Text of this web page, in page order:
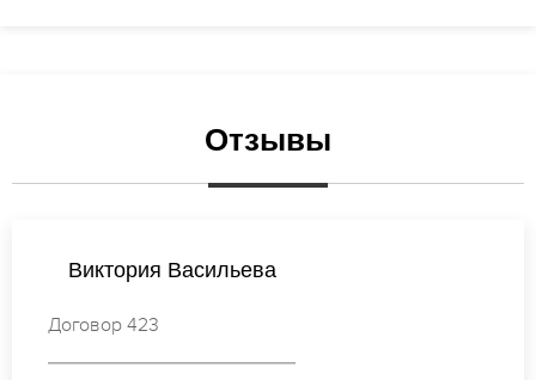
Отзывы
Виктория Васильева
Договор 423